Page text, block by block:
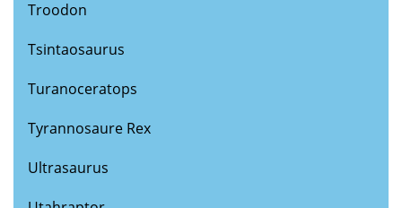
Troodon
Tsintaosaurus
Turanoceratops
Tyrannosaure Rex
Ultrasaurus